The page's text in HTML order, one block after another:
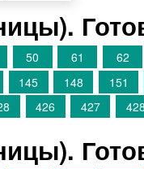
50 61 62
145 148 151
426 427 428